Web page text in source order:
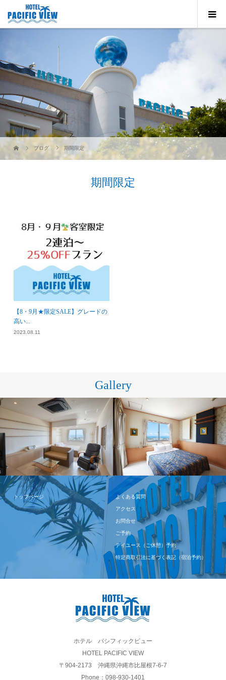
ブログ 期間限定
期間限定
【8・9月★限定SALE】グレードの
高い...
2023.08.11
Gallery
トップページ よくある質問
アクセス
お問合せ
ご予約
デイユース（ご休憩）予約
特定商取引法に基づく表記（宿泊予約）
ホテル パシフィックビュー
HOTEL PACIFIC VIEW
〒904-2173 沖縄県沖縄市比屋根7-6-7
Phone：098-930-1401